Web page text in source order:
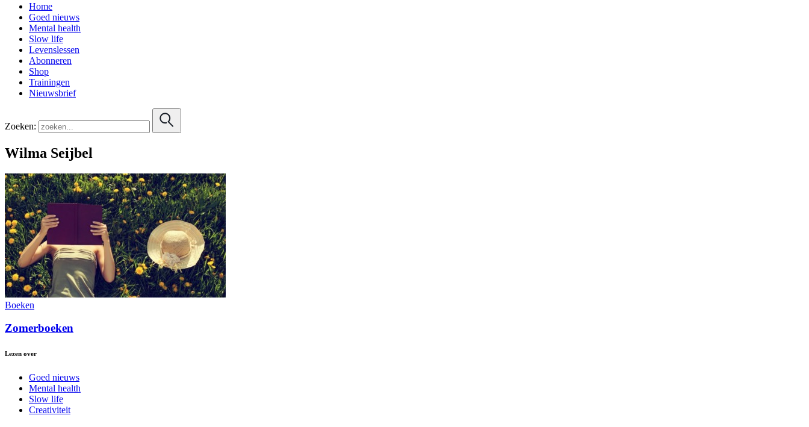
Home
Goed nieuws
Mental health
Slow life
Levenslessen
Abonneren
Shop
Trainingen
Nieuwsbrief
Zoeken:
Wilma Seijbel
Boeken
Zomerboeken
Lezen over
Goed nieuws
Mental health
Slow life
Creativiteit